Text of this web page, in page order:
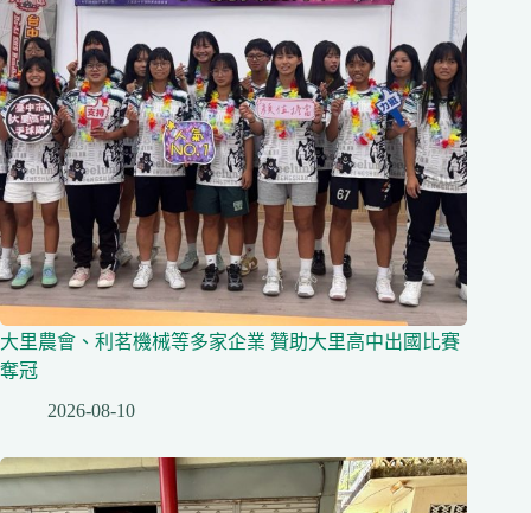
大里農會、利茗機械等多家企業 贊助大里高中出國比賽
奪冠
2026-08-10